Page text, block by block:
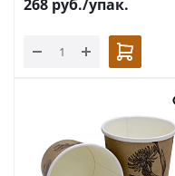
268 руб./упак.